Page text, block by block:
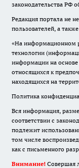
законодательства РФ
Редакция портала не
пользователей, а
«На информационном
технологии
информации на основе
относящихся к
находящихся на
Политика
Вся информация,
соответствии с
подлежит
том числе
как с письменного
Внимание! Совершая